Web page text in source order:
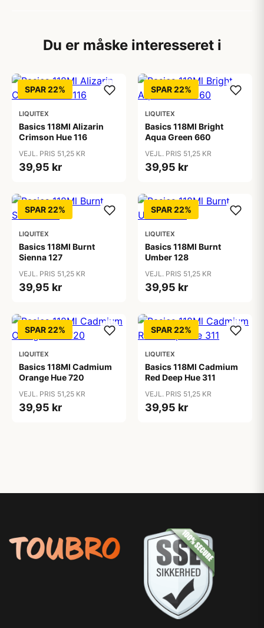
Du er måske interesseret i
SPAR 22%
LIQUITEX
Basics 118Ml Alizarin
Crimson Hue 116
VEJL. PRIS 51,25 KR
39,95 kr
SPAR 22%
LIQUITEX
Basics 118Ml Bright
Aqua Green 660
VEJL. PRIS 51,25 KR
39,95 kr
SPAR 22%
LIQUITEX
Basics 118Ml Burnt
Sienna 127
VEJL. PRIS 51,25 KR
39,95 kr
SPAR 22%
LIQUITEX
Basics 118Ml Burnt
Umber 128
VEJL. PRIS 51,25 KR
39,95 kr
SPAR 22%
LIQUITEX
Basics 118Ml Cadmium
Orange Hue 720
VEJL. PRIS 51,25 KR
39,95 kr
SPAR 22%
LIQUITEX
Basics 118Ml Cadmium
Red Deep Hue 311
VEJL. PRIS 51,25 KR
39,95 kr